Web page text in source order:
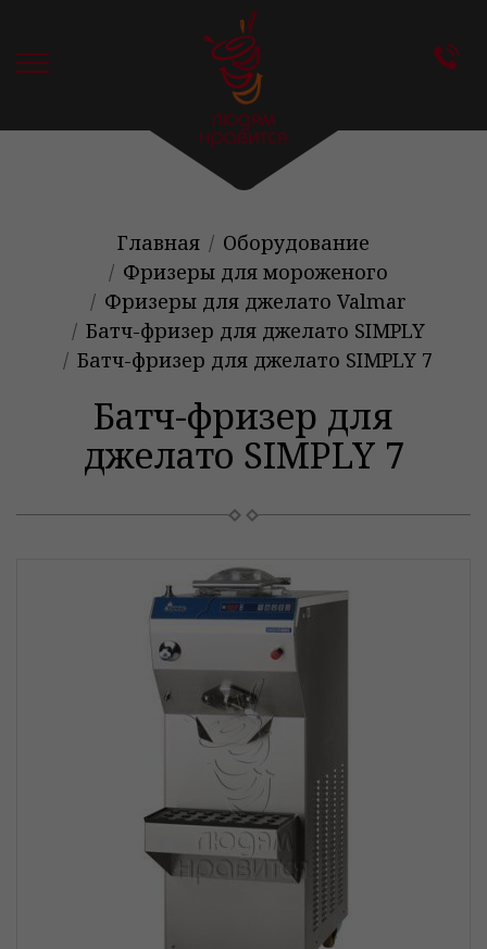
Главная
Оборудование
Фризеры для мороженого
Фризеры для джелато Valmar
Батч-фризер для джелато SIMPLY
Батч-фризер для джелато SIMPLY 7
Батч-фризер для
джелато SIMPLY 7